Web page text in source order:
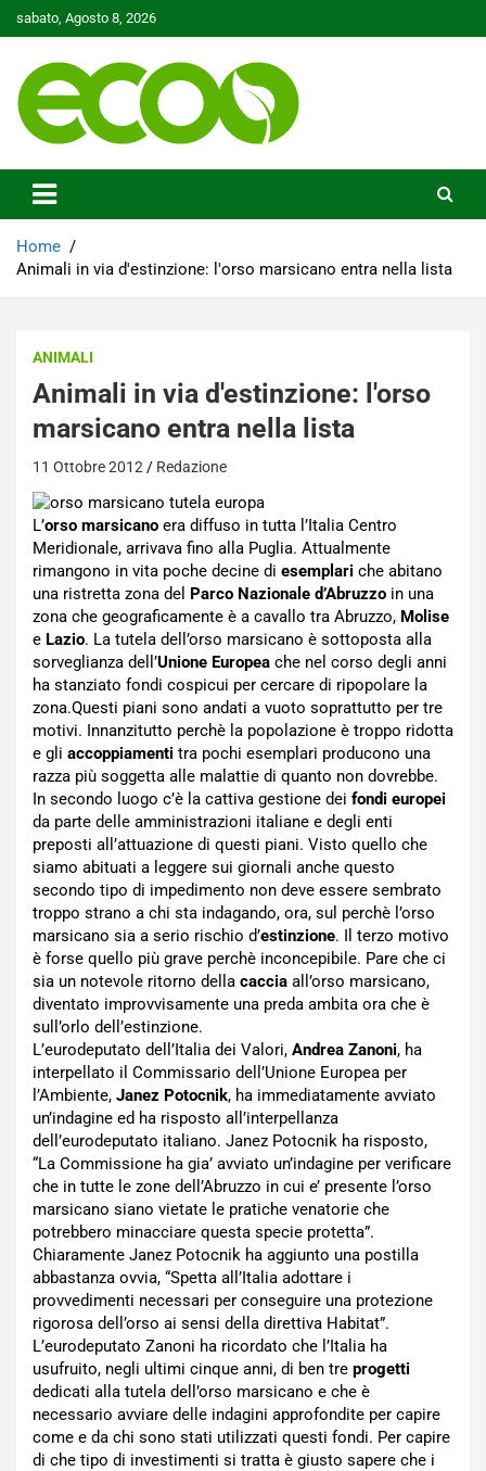
to
sabato, Agosto 8, 2026
Ecoo.it
Home
Animali in via d'estinzione: l'orso marsicano entra nella lista
ANIMALI
Animali in via d'estinzione: l'orso
marsicano entra nella lista
11 Ottobre 2012 Redazione
L’orso marsicano era diffuso in tutta l’Italia Centro
Meridionale, arrivava fino alla Puglia. Attualmente
rimangono in vita poche decine di esemplari che abitano
una ristretta zona del Parco Nazionale d’Abruzzo in una
zona che geograficamente è a cavallo tra Abruzzo, Molise
e Lazio. La tutela dell’orso marsicano è sottoposta alla
sorveglianza dell’Unione Europea che nel corso degli anni
ha stanziato fondi cospicui per cercare di ripopolare la
zona.Questi piani sono andati a vuoto soprattutto per tre
motivi. Innanzitutto perchè la popolazione è troppo ridotta
e gli accoppiamenti tra pochi esemplari producono una
razza più soggetta alle malattie di quanto non dovrebbe.
In secondo luogo c’è la cattiva gestione dei fondi europei
da parte delle amministrazioni italiane e degli enti
preposti all’attuazione di questi piani. Visto quello che
siamo abituati a leggere sui giornali anche questo
secondo tipo di impedimento non deve essere sembrato
troppo strano a chi sta indagando, ora, sul perchè l’orso
marsicano sia a serio rischio d’estinzione. Il terzo motivo
è forse quello più grave perchè inconcepibile. Pare che ci
sia un notevole ritorno della caccia all’orso marsicano,
diventato improvvisamente una preda ambita ora che è
sull’orlo dell’estinzione.
L’eurodeputato dell’Italia dei Valori, Andrea Zanoni, ha
interpellato il Commissario dell’Unione Europea per
l’Ambiente, Janez Potocnik, ha immediatamente avviato
un’indagine ed ha risposto all’interpellanza
dell’eurodeputato italiano. Janez Potocnik ha risposto,
“La Commissione ha gia’ avviato un’indagine per verificare
che in tutte le zone dell’Abruzzo in cui e’ presente l’orso
marsicano siano vietate le pratiche venatorie che
potrebbero minacciare questa specie protetta”.
Chiaramente Janez Potocnik ha aggiunto una postilla
abbastanza ovvia, “Spetta all’Italia adottare i
provvedimenti necessari per conseguire una protezione
rigorosa dell’orso ai sensi della direttiva Habitat”.
L’eurodeputato Zanoni ha ricordato che l’Italia ha
usufruito, negli ultimi cinque anni, di ben tre progetti
dedicati alla tutela dell’orso marsicano e che è
necessario avviare delle indagini approfondite per capire
come e da chi sono stati utilizzati questi fondi. Per capire
di che tipo di investimenti si tratta è giusto sapere che i